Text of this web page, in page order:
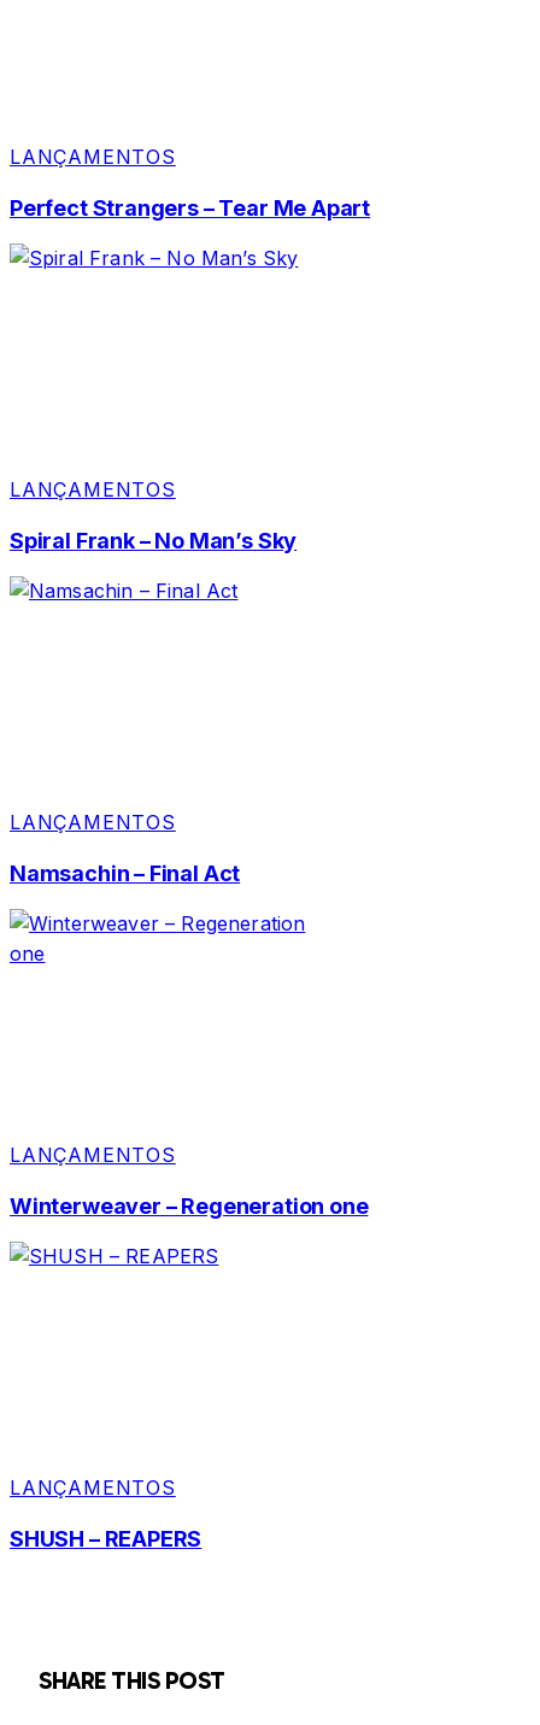
LANÇAMENTOS
Perfect Strangers – Tear Me Apart
LANÇAMENTOS
Spiral Frank – No Man’s Sky
LANÇAMENTOS
Namsachin – Final Act
LANÇAMENTOS
Winterweaver – Regeneration one
LANÇAMENTOS
SHUSH – REAPERS
SHARE THIS POST